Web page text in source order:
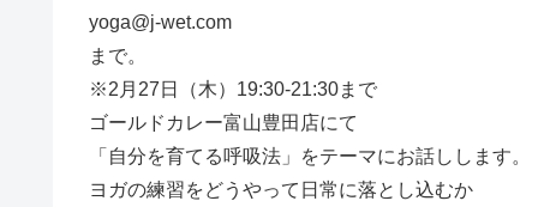
yoga@j-wet.com
まで。
※2月27日（木）19:30-21:30まで
ゴールドカレー富山豊田店にて
「自分を育てる呼吸法」をテーマにお話しします。
ヨガの練習をどうやって日常に落とし込むか